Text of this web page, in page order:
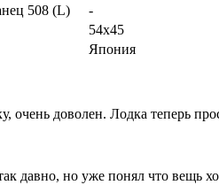
508 (L)
-
54x45
Япония
очень доволен. Лодка теперь
давно, но уже понял что вещь